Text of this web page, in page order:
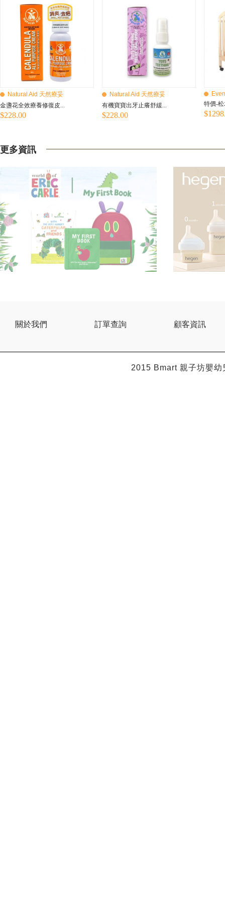
Natural Aid 天然療妥
金盞花全效療養修復皮...
$228.00
Natural Aid 天然療妥
有機寶寶出牙止癢舒緩...
$228.00
特價-
更多資訊
關於我們 訂單查詢 顧客資訊
2015 Bmart親子坊嬰幼